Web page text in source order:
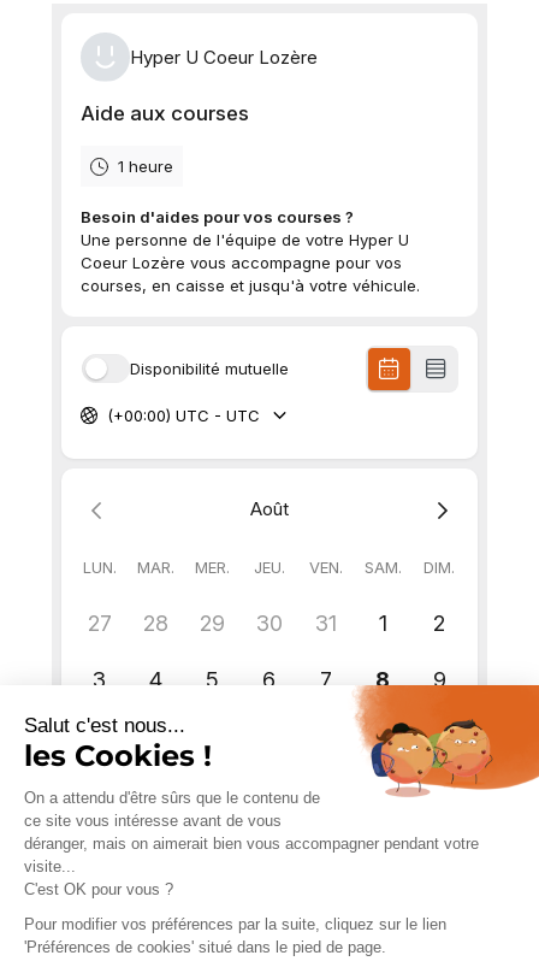
Salut c'est nous...
les Cookies !
On a attendu d'être sûrs que le contenu de
ce site vous intéresse avant de vous
déranger, mais on aimerait bien vous accompagner pendant votre
visite...
C'est OK pour vous ?
Pour modifier vos préférences par la suite, cliquez sur le lien
'Préférences de cookies' situé dans le pied de page.